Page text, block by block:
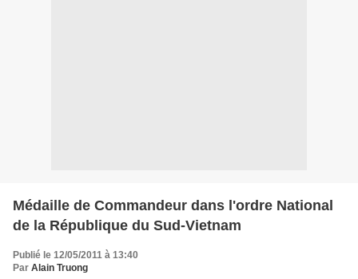
Médaille de Commandeur dans l'ordre National
de la République du Sud-Vietnam
Publié le 12/05/2011 à 13:40
Par Alain Truong